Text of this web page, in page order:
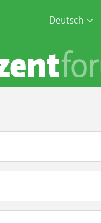
Deutsch
English
Français